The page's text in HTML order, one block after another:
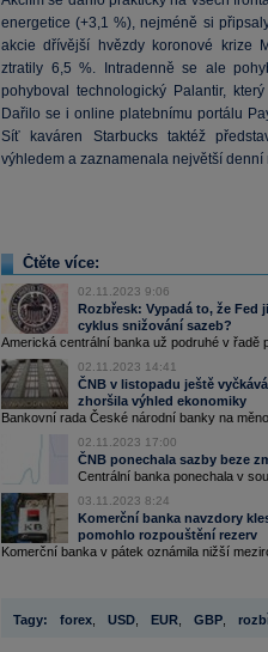
energetice (+3,1 %), nejméně si
akcie dřívější hvězdy koronové krize
ztratily 6,5 %. Intradenně se ale
pohyboval technologický Palantir,
Dařilo se i online platebnímu portálu
Síť kaváren Starbucks taktéž
výhledem a zaznamenala největší
Čtěte více:
02.11.2023 9:06
Rozbřesk: Vypadá to, že
cyklus snižování sazeb?
Americká centrální banka už podruhé v řadě
02.11.2023 14:41
ČNB v listopadu ještě
zhoršila výhled ekonomiky
Bankovní rada České národní banky na
02.11.2023 17:00
ČNB ponechala sazby beze
Centrální banka ponechala v
03.11.2023 8:24
Komerční banka navzdory
pomohlo rozpouštění rezerv
Komerční banka v pátek oznámila nižší
Tagy: forex USD EUR GBP